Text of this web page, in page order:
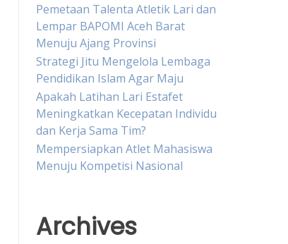
Pemetaan Talenta Atletik Lari dan
Lempar BAPOMI Aceh Barat
Menuju Ajang Provinsi
Strategi Jitu Mengelola Lembaga
Pendidikan Islam Agar Maju
Apakah Latihan Lari Estafet
Meningkatkan Kecepatan Individu
dan Kerja Sama Tim?
Mempersiapkan Atlet Mahasiswa
Menuju Kompetisi Nasional
Archives